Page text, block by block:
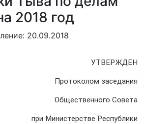
2018 год
20.09.2018
УТВЕРЖДЕН
Протоколом заседания
Общественного Совета
при Министерстве Республики